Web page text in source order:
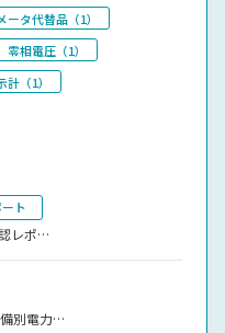
ータ代替品（1）
零相電圧（1）
（1）
ト
レポ…
別電力…